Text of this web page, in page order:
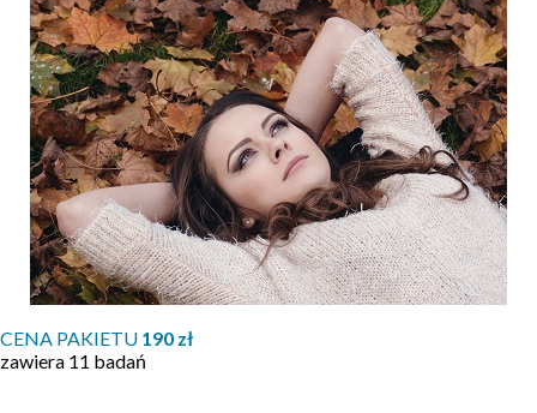
CENA PAKIETU 190 zł
zawiera 11 badań